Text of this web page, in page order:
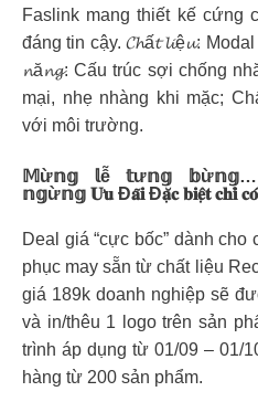
Faslink mang thiết kế cứng
đáng tin cậy. 𝓒𝓱ấ𝓽 𝓵𝓲ệ𝓾:
𝓷ă𝓷𝓰: Cấu trúc sợi chống
mại, nhẹ nhàng khi mặc;
với môi trường.
𝕄ừ𝕟𝕘 𝕝ễ 𝕥ư𝕟𝕘
𝕟𝕘ừ𝕟𝕘 𝐔̛𝐮 Đ𝐚̃𝐢 Đ𝐚̣̆𝐜 𝐛𝐢𝐞̣̂𝐭 𝐜𝐡𝐢̉
Deal giá “cực bốc” dành
phục may sẵn từ chất liệu
giá 189k doanh nghiệp sẽ
và in/thêu 1 logo trên sản
trình áp dụng từ 01/09 – 01/
hàng từ 200 sản phẩm.